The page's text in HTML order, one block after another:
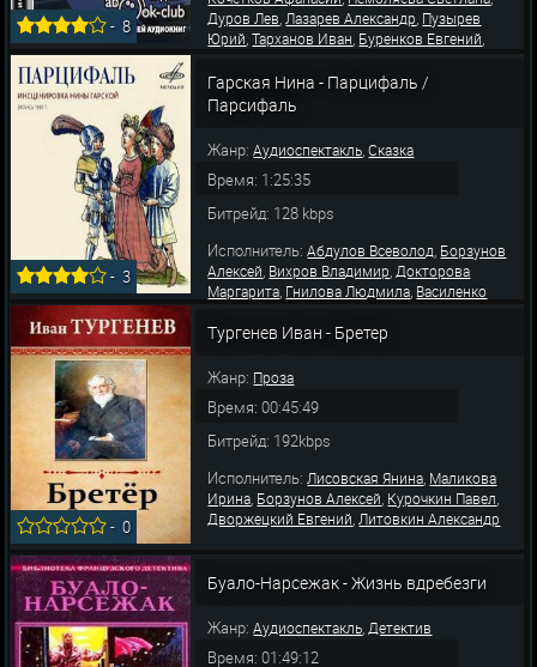
-8 Дуров Лев,Лазарев Александр, Пузырев
Юрий,Тарханов Иван, Буренков Евгений,
Успенский Витольд,Величко Наталья
Константинова Алла ,
Суворкина Л
-3
Гарская Нина - Парцифаль /
Парсифаль
Жанр:Аудиоспектакль,Сказка
Время: 1:25:35
Битрейд: 128 kbps
Исполнитель:Абдулов Всеволод, Борзунов
Алексей, Вихров Владимир,Докторова
Маргарита, Гнилова Людмила, Василенко
Шлыков Вячеслав,Львов Михаил
Каширин Николай
-0
Тургенев Иван - Бретер
Жанр: Проза
Время: 00:45:49
Битрейд: 192kbps
Исполнитель:Лисовская Янина, Маликова
Ирина, Борзунов Алексей, Курочкин Павел,
Дворжецкий Евгений,Литовкин Александр
Буало-Нарсежак - Жизнь вдребезги
Жанр:Аудиоспектакль,Детектив
Время: 01:49:12